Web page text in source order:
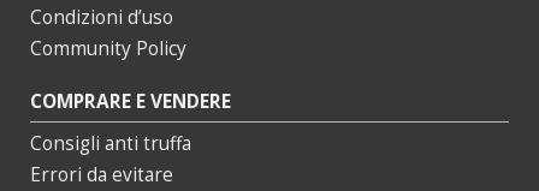
Condizioni d’uso
Community Policy
COMPRARE E VENDERE
Consigli anti truffa
Errori da evitare